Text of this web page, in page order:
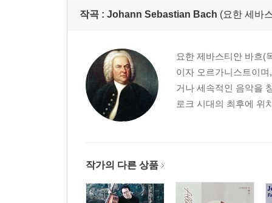
작곡 : Johann Sebastian Bach (요한 세바
요한 제바스티안 바흐(
이자 오르가니스트이
거나 세속적인 음악을
로크 시대의 최후에 위
작가의 다른 상품